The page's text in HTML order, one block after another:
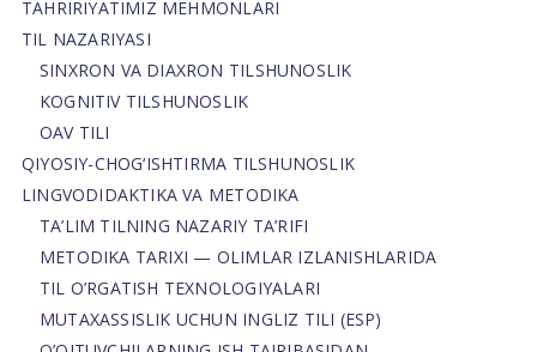
TAHRIRIYATIMIZ MEHMONLARI
TIL NAZARIYASI
SINXRON VA DIAXRON TILSHUNOSLIK
KOGNITIV TILSHUNOSLIK
OAV TILI
QIYOSIY-CHOG‘ISHTIRMA TILSHUNOSLIK
LINGVODIDAKTIKA VA METODIKA
TA’LIM TILNING NAZARIY TA’RIFI
METODIKA TARIXI — OLIMLAR IZLANISHLARIDA
TIL O’RGATISH TEXNOLOGIYALARI
MUTAXASSISLIK UCHUN INGLIZ TILI (ESP)